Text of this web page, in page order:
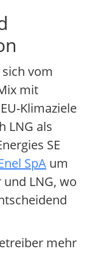
vom
mit
Klimaziele
LNG als
SE
SpA um
LNG, wo
mehr